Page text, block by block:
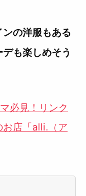
の洋服もある
も楽しめそう
必見！リンク
お店「alli.（ア